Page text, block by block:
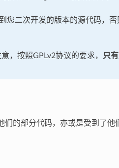
您二次开发的版本的源代码，否
，按照GPLv2协议的要求，
只
的部分代码，亦或是受到了他